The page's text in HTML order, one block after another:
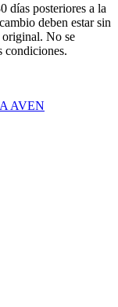
días posteriores a la
deben estar sin
original. No se
condiciones.